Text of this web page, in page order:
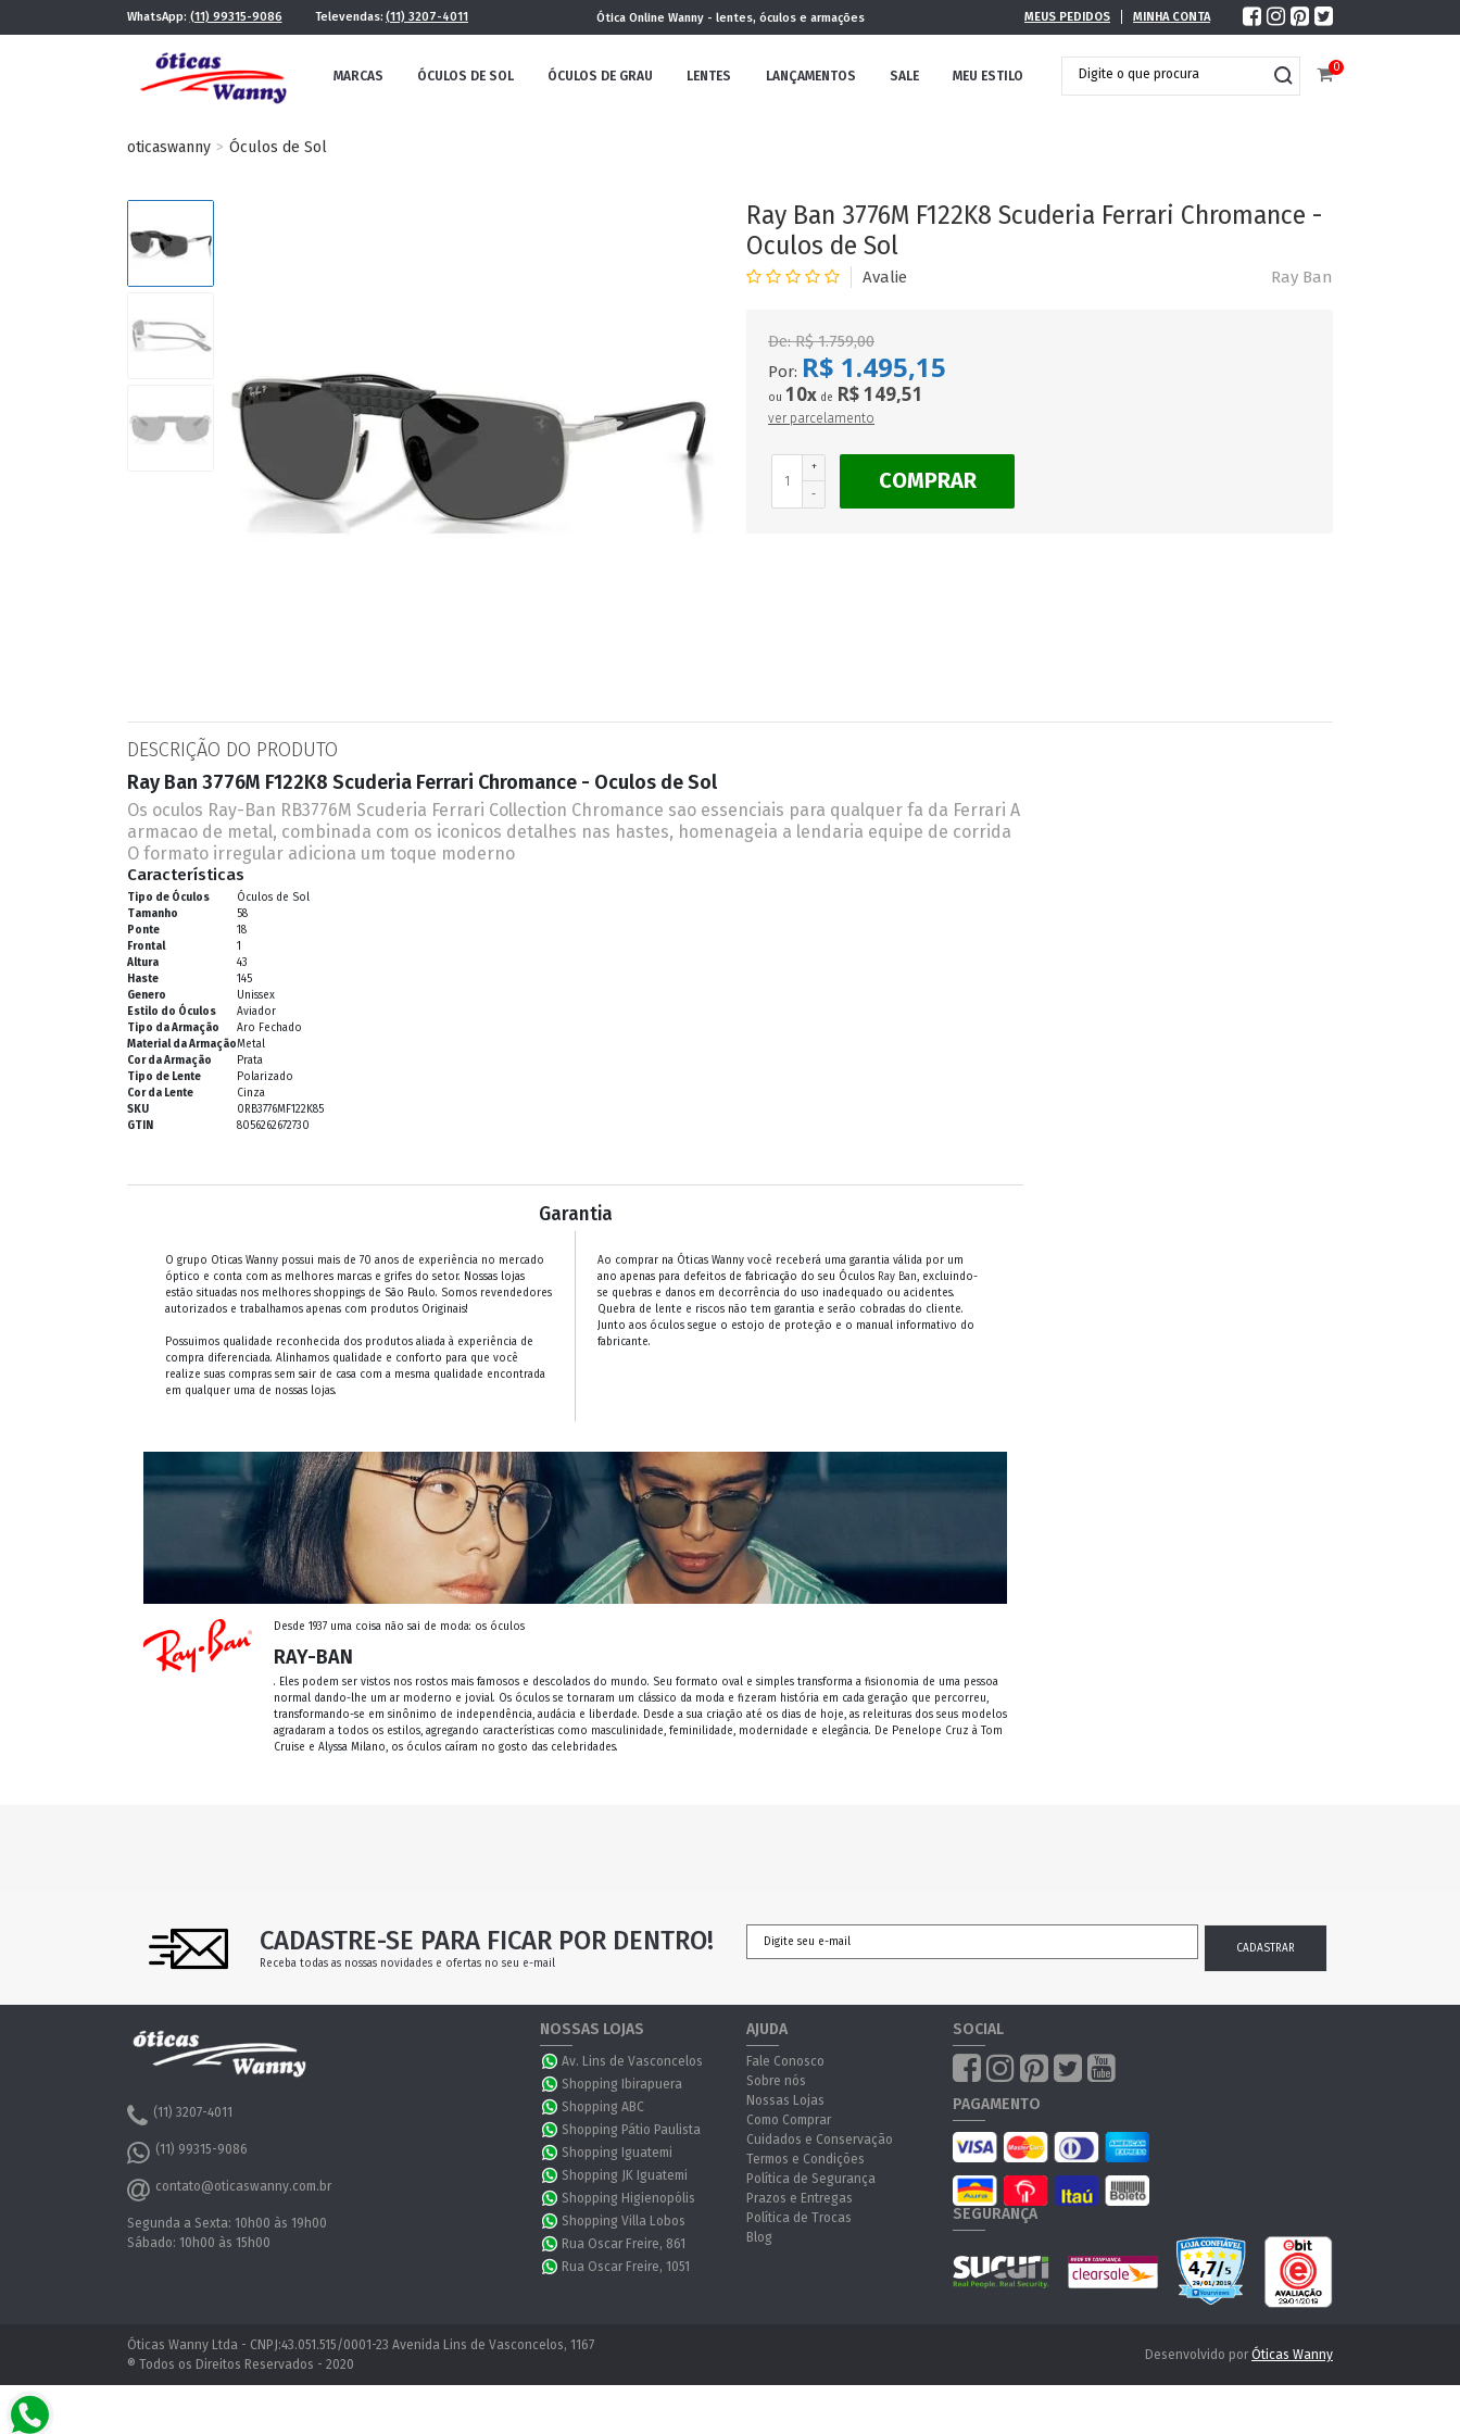
WhatsApp: (11) 99315-9086 Televendas: (11) 3207-4011 Ótica Online Wanny - lentes, óculos e armações MEUS PEDIDOS MINHA CONTA
MARCAS ÓCULOS DE SOL ÓCULOS DE GRAU LENTES LANÇAMENTOS SALE MEU ESTILO
0
MASCULINO
COLEÇÃO
FUTURISTA AVIADOR CLÁSSICO
oticaswanny Óculos de Sol
Ray Ban 3776M F122K8 Scuderia Ferrari Chromance -
Oculos de Sol
Ray Ban
De:R$ 1.759,00
Por: R$ 1.495,15
ou 10x de R$ 149,51
ver parcelamento
+
-
COMPRAR
DESCRIÇÃO DO PRODUTO
Ray Ban 3776M F122K8 Scuderia Ferrari Chromance - Oculos de Sol
Os oculos Ray-Ban RB3776M Scuderia Ferrari Collection Chromance sao essenciais para qualquer fa da Ferrari A
armacao de metal, combinada com os iconicos detalhes nas hastes, homenageia a lendaria equipe de corrida
O formato irregular adiciona um toque moderno
Características
Tipo de Óculos
Óculos de Sol
Tamanho
58
Ponte
18
Frontal
1
Altura
43
Haste
145
Genero
Unissex
Estilo do Óculos
Aviador
Tipo da Armação
Aro Fechado
Material da ArmaçãoMetal
Cor da Armação
Prata
Tipo de Lente
Polarizado
Cor da Lente
Cinza
SKU
0RB3776MF122K85
GTIN
8056262672730
Garantia
O grupo Oticas Wanny possui mais de 70 anos de experiência no mercado
óptico e conta com as melhores marcas e grifes do setor. Nossas lojas
estão situadas nos melhores shoppings de São Paulo. Somos revendedores
autorizados e trabalhamos apenas com produtos Originais!
Possuimos qualidade reconhecida dos produtos aliada à experiência de
compra diferenciada. Alinhamos qualidade e conforto para que você
realize suas compras sem sair de casa com a mesma qualidade encontrada
em qualquer uma de nossas lojas.
Ao comprar na Óticas Wanny você receberá uma garantia válida por um
ano apenas para defeitos de fabricação do seu Óculos Ray Ban, excluindo-
se quebras e danos em decorrência do uso inadequado ou acidentes.
Quebra de lente e riscos não tem garantia e serão cobradas do cliente.
Junto aos óculos segue o estojo de proteção e o manual informativo do
fabricante.
Desde 1937 uma coisa não sai de moda: os óculos
RAY-BAN
. Eles podem ser vistos nos rostos mais famosos e descolados do mundo. Seu formato oval e simples transforma a fisionomia de uma pessoa
normal dando-lhe um ar moderno e jovial. Os óculos se tornaram um clássico da moda e fizeram história em cada geração que percorreu,
transformando-se em sinônimo de independência, audácia e liberdade. Desde a sua criação até os dias de hoje, as releituras dos seus modelos
agradaram a todos os estilos, agregando características como masculinidade, feminilidade, modernidade e elegância. De Penelope Cruz à Tom
Cruise e Alyssa Milano, os óculos caíram no gosto das celebridades.
CADASTRE-SE PARA FICAR POR DENTRO!
Receba todas as nossas novidades e ofertas no seu e-mail
(11) 3207-4011
(11) 99315-9086
contato@oticaswanny.com.br
Segunda a Sexta: 10h00 às 19h00
Sábado: 10h00 às 15h00
NOSSAS LOJAS
Av. Lins de Vasconcelos
Shopping Ibirapuera
Shopping ABC
Shopping Pátio Paulista
Shopping Iguatemi
Shopping JK Iguatemi
Shopping Higienopólis
Shopping Villa Lobos
Rua Oscar Freire, 861
Rua Oscar Freire, 1051
AJUDA
Fale Conosco
Sobre nós
Nossas Lojas
Como Comprar
Cuidados e Conservação
Termos e Condições
Política de Segurança
Prazos e Entregas
Política de Trocas
Blog
SOCIAL
PAGAMENTO
SEGURANÇA
Óticas Wanny Ltda - CNPJ:43.051.515/0001-23 Avenida Lins de Vasconcelos, 1167
® Todos os Direitos Reservados - 2020
Desenvolvido por Óticas Wanny